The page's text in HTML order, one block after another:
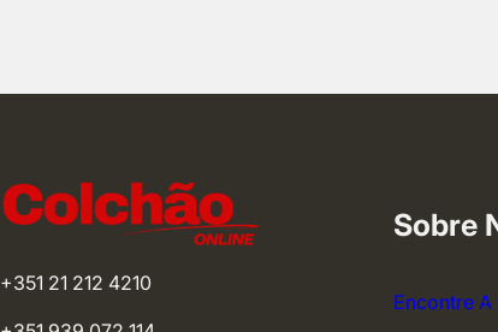
+351 21 212 4210
Sobre
Encontre A